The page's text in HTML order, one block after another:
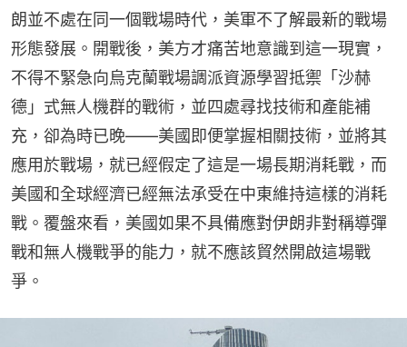
朗並不處在同一個戰場時代，美軍不了解最新的戰場
形態發展。開戰後，美方才痛苦地意識到這一現實，
不得不緊急向烏克蘭戰場調派資源學習抵禦「沙赫
德」式無人機群的戰術，並四處尋找技術和產能補
充，卻為時已晚——美國即便掌握相關技術，並將其
應用於戰場，就已經假定了這是一場長期消耗戰，而
美國和全球經濟已經無法承受在中東維持這樣的消耗
戰。覆盤來看，美國如果不具備應對伊朗非對稱導彈
戰和無人機戰爭的能力，就不應該貿然開啟這場戰
爭。